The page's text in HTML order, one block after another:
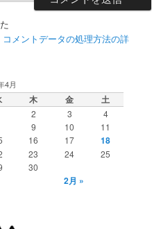
コメントデータの処理方法の詳
4月
木 金 土
2 3
4
9 10
11
16 17 18
23 24
25
30
2月 »